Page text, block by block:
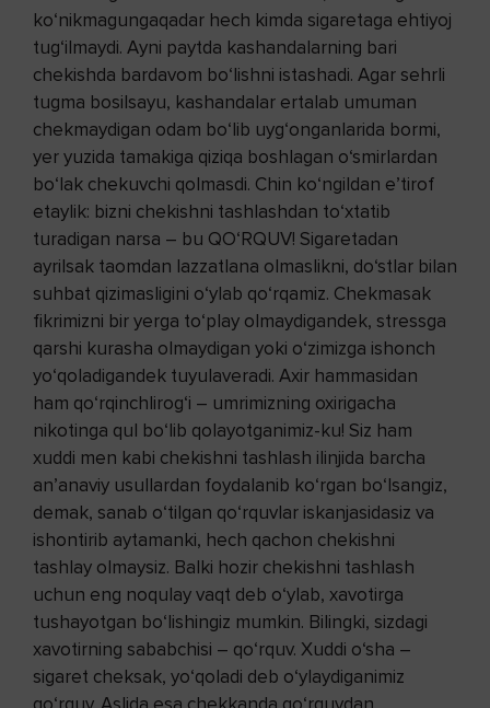
ko‘nikmagungaqadar hech kimda sigaretaga ehtiyoj
tug‘ilmaydi. Ayni paytda kashandalarning bari
chekishda bardavom bo‘lishni istashadi. Agar sehrli
tugma bosilsayu, kashandalar ertalab umuman
chekmaydigan odam bo‘lib uyg‘onganlarida bormi,
yer yuzida tamakiga qiziqa boshlagan o‘smirlardan
bo‘lak chekuvchi qolmasdi. Chin ko‘ngildan e’tirof
etaylik: bizni chekishni tashlashdan to‘xtatib
turadigan narsa – bu QO‘RQUV! Sigaretadan
ayrilsak taomdan lazzatlana olmaslikni, do‘stlar bilan
suhbat qizimasligini o‘ylab qo‘rqamiz. Chekmasak
fikrimizni bir yerga to‘play olmaydigandek, stressga
qarshi kurasha olmaydigan yoki o‘zimizga ishonch
yo‘qoladigandek tuyulaveradi. Axir hammasidan
ham qo‘r­qinch­lirog‘i – umrimizning oxirigacha
nikotinga qul bo‘lib qolayotganimiz-ku! Siz ham
xuddi men kabi chekishni tashlash ilinjida barcha
an’anaviy usullardan foydalanib ko‘rgan bo‘lsangiz,
demak, sanab o‘tilgan qo‘rquvlar iskanjasidasiz va
ishontirib aytamanki, hech qachon chekishni
tashlay olmaysiz. Balki hozir chekishni tashlash
uchun eng noqulay vaqt deb o‘ylab, xa­votirga
tushayotgan bo‘lishingiz mumkin. Bilingki, sizdagi
xavotirning sababchisi – qo‘rquv. Xuddi o‘sha –
sigaret cheksak, yo‘qoladi deb o‘y­lay­diganimiz